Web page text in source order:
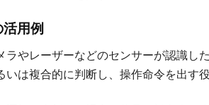
用例
ラやレーザーなどのセンサーが認識し
は複合的に判断し、操作命令を出す役